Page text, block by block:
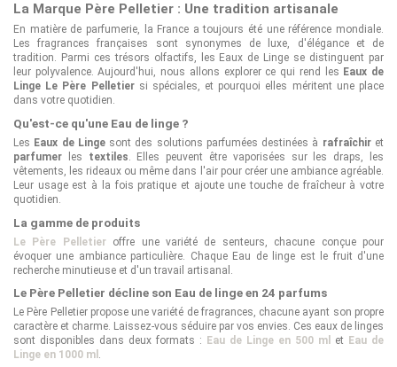
La Marque Père Pelletier : Une tradition artisanale
En matière de parfumerie, la France a toujours été une référence mondiale.
Les fragrances françaises sont synonymes de luxe, d'élégance et de
tradition. Parmi ces trésors olfactifs, les Eaux de Linge se distinguent par
leur polyvalence. Aujourd'hui, nous allons explorer ce qui rend les Eaux de
Linge Le Père Pelletiersi spéciales, et pourquoi elles méritent une place
dans votre quotidien.
Qu'est-ce qu'une Eau de linge ?
Les Eaux de Lingesont des solutions parfumées destinées à rafraîchiret
parfumer les textiles. Elles peuvent être vaporisées sur les draps, les
vêtements, les rideaux ou même dans l'air pour créer une ambiance agréable.
Leur usage est à la fois pratique et ajoute une touche de fraîcheur à votre
quotidien.
La gamme de produits
Le Père Pelletieroffre une variété de senteurs, chacune conçue pour
évoquer une ambiance particulière. Chaque Eau de linge est le fruit d'une
recherche minutieuse et d'un travail artisanal.
Le Père Pelletier décline son Eau de linge en 24 parfums
Le Père Pelletier propose une variété de fragrances, chacune ayant son propre
caractère et charme. Laissez-vous séduire par vos envies. Ces eaux de linges
sont disponibles dans deux formats :
Eau de Linge en 500 ml et
Eau de
Linge en 1000 ml .